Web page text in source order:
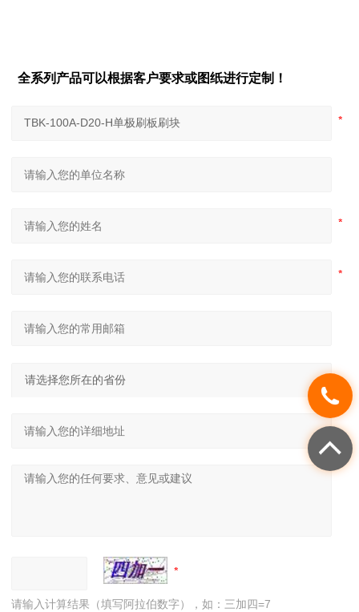
全系列产品可以根据客户要求或图纸进行定制！
请输入计算结果（填写阿拉伯数字），如：三加四=7